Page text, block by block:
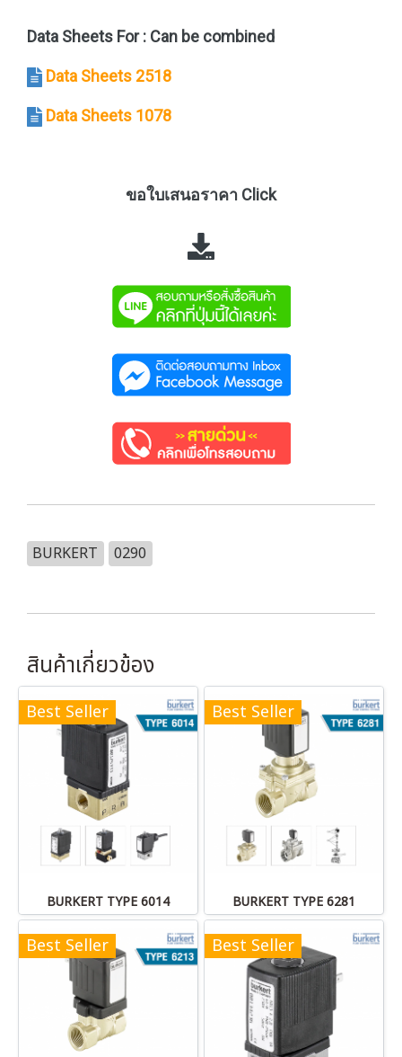
Data Sheets For : Can be combined
Data Sheets 2518
Data Sheets 1078
ขอใบเสนอราคา Click
BURKERT 0290
สินค้าเกี่ยวข้อง
Best Seller
BURKERT TYPE 6014
Best Seller
BURKERT TYPE 6281
Best Seller Best Seller